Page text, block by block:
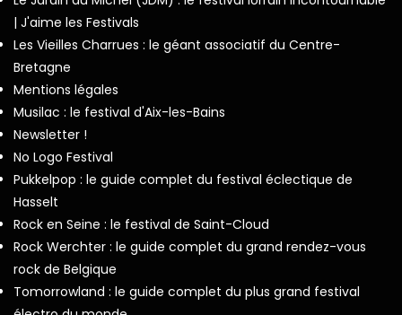
| J'aime les Festivals
Les Vieilles Charrues : le géant associatif du Centre-
Bretagne
Mentions légales
Musilac : le festival d'Aix-les-Bains
Newsletter !
No Logo Festival
Pukkelpop : le guide complet du festival éclectique de
Hasselt
Rock en Seine : le festival de Saint-Cloud
Rock Werchter : le guide complet du grand rendez-vous
rock de Belgique
Tomorrowland : le guide complet du plus grand festival